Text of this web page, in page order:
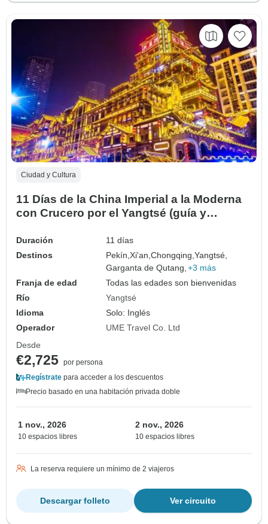
Ciudad y Cultura
11 Días de la China Imperial a la Moderna
con Crucero por el Yangtsé (guía y
Duración
11 días
Destinos
Pekín,Xi'an,Chongqing,Yangtsé,
Garganta de Qutang, +3 más
Franja de edad
Todas las edades son bienvenidas
Río
Yangtsé
Idioma
Solo: Inglés
Operador
UME Travel Co. Ltd
Desde
€2,725 por persona
Regístrate para acceder a los descuentos
Precio basado en una habitación privada doble
1 nov., 2026
10 espacios libres
2 nov., 2026
10 espacios libres
La reserva requiere un mínimo de 2 viajeros
Ver circuito
Descargar folleto